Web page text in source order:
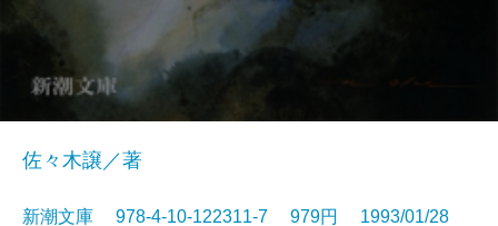
佐々木譲／著
新潮文庫 978-4-10-122311-7 979円 1993/01/28